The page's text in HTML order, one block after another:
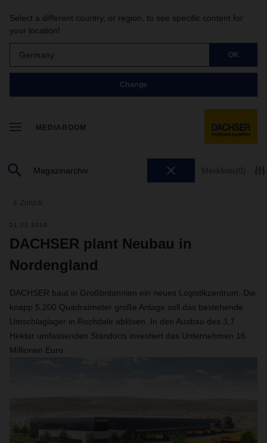
Select a different country, or region, to see specific content for
your location!
Germany OK
Change
MEDIAROOM
Merkliste(0)
Zurück
21.02.2019
DACHSER plant Neubau in
Nordengland
DACHSER baut in Großbritannien ein neues Logistikzentrum. Die
knapp 5.200 Quadratmeter große Anlage soll das bestehende
Umschlaglager in Rochdale ablösen. In den Ausbau des 3,7
Hektar umfassenden Standorts investiert das Unternehmen 16
Millionen Euro.